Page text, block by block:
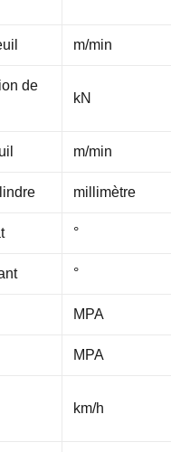
m/min
de
kN
m/min
millimètre
°
°
MPA
MPA
km/h